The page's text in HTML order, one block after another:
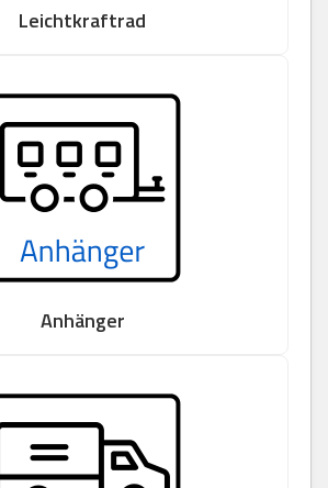
Leichtkraftrad
Anhänger